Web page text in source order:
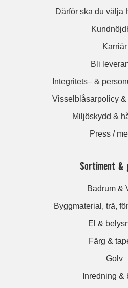
Därför ska du välja
Karriär
Bli
Integritets– &
Visselblåsarpolicy &
Miljöskydd &
Press /
Sortiment &
Badrum &
Byggmaterial, trä,
El &
Färg &
Golv
Inredning &